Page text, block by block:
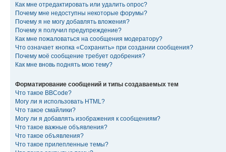
Как мне отредактировать или удалить опрос?
Почему мне недоступны некоторые форумы?
Почему я не могу добавлять вложения?
Почему я получил предупреждение?
Как мне пожаловаться на сообщения модератору?
Что означает кнопка «Сохранить» при создании сообщения?
Почему моё сообщение требует одобрения?
Как мне вновь поднять мою тему?
Форматирование сообщений и типы создаваемых тем
Что такое BBCode?
Могу ли я использовать HTML?
Что такое смайлики?
Могу ли я добавлять изображения к сообщениям?
Что такое важные объявления?
Что такое объявления?
Что такое прилепленные темы?